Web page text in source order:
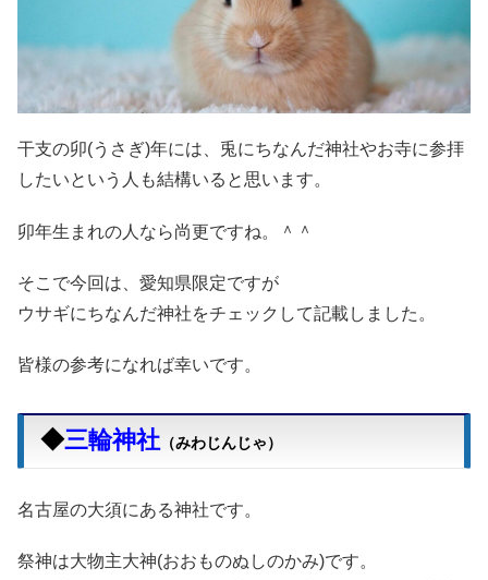
干支の卯(うさぎ)年には、兎にちなんだ神社やお寺に参拝
したいという人も結構いると思います。
卯年生まれの人なら尚更ですね。＾＾
そこで今回は、愛知県限定ですが
ウサギにちなんだ神社をチェックして記載しました。
皆様の参考になれば幸いです。
◆三輪神社 （みわじんじゃ）
名古屋の大須にある神社です。
祭神は大物主大神(おおものぬしのかみ)です。